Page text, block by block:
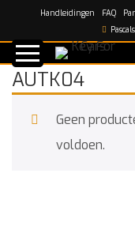
Handleidingen FAQ
Home/AUTK04
AUTK04
Geen
voldoen.